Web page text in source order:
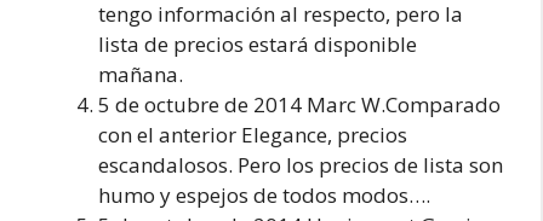
tengo información al respecto, pero la
lista de precios estará disponible
mañana.
5 de octubre de 2014 Marc W.Comparado
con el anterior Elegance, precios
escandalosos. Pero los precios de lista son
humo y espejos de todos modos….